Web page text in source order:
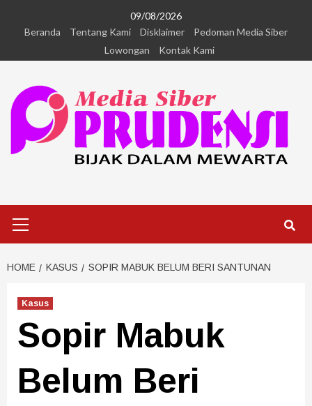
09/08/2026
Beranda
Tentang Kami Disklaimer
Pedoman Media Siber
Lowongan
Kontak Kami
HOME KASUS SOPIR MABUK BELUM BERI SANTUNAN
Kasus
Sopir Mabuk
Belum Beri